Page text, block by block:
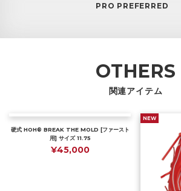
PRO PREFERRED
OTHERS
関連アイテム
硬式 HOH® BREAK THE MOLD [ファースト
用] サイズ 11.75
¥45,000
NEW